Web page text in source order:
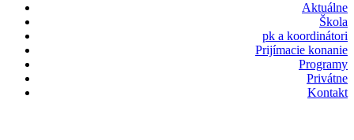
Aktuálne
Škola
pk a koordinátori
Prijímacie konanie
Programy
Privátne
Kontakt